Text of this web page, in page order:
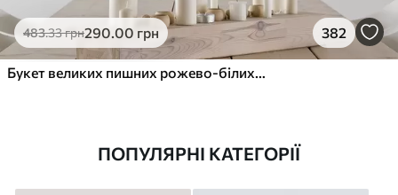
483.33грн290.00 грн 382
Букет великих пишних рожево-білих квітів півонії із зеленим листям на м’якому розмитому фоні
ПОПУЛЯРНІ КАТЕГОРІЇ